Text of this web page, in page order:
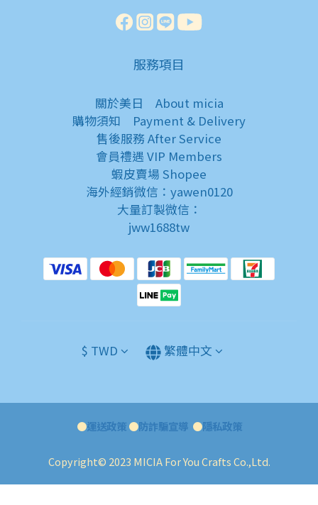
服務項目
關於美日 About micia
購物須知 Payment & Delivery
售後服務 After Service
會員禮遇 VIP Members
蝦皮賣場 Shopee
海外經銷微信：yawen0120
大量訂製微信：
jww1688tw
$ TWD 繁體中文
●運送政策●防詐騙宣導●隱私政策
Copyright© 2023 MICIA For You Crafts Co.,Ltd.